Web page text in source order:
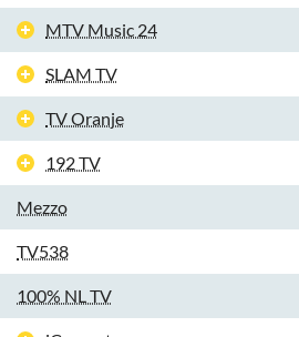
MTV Music 24
SLAM TV
TV Oranje
192 TV
Mezzo
TV538
100% NL TV